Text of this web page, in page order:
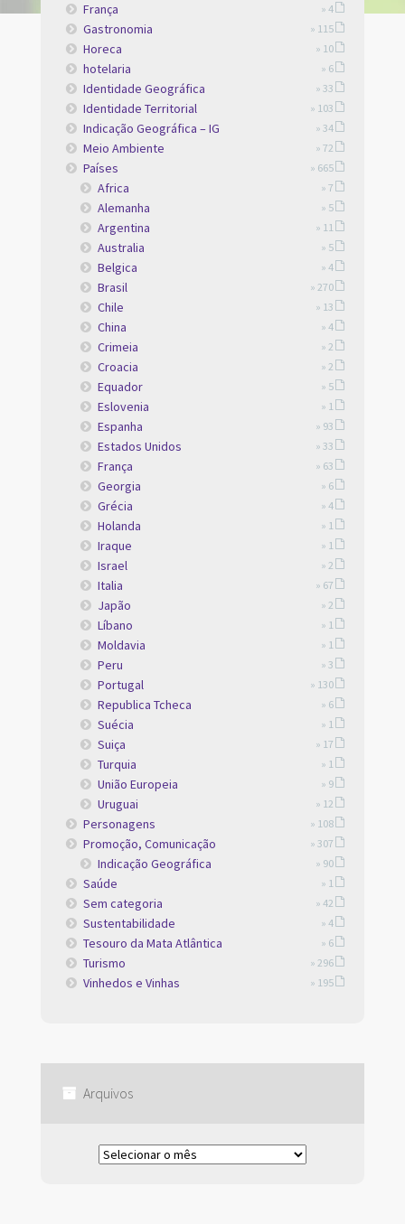
França » 4
Gastronomia » 115
Horeca » 10
hotelaria » 6
Identidade Geográfica » 33
Identidade Territorial » 103
Indicação Geográfica – IG » 34
Meio Ambiente » 72
Países » 665
Africa » 7
Alemanha » 5
Argentina » 11
Australia » 5
Belgica » 4
Brasil » 270
Chile » 13
China » 4
Crimeia » 2
Croacia » 2
Equador » 5
Eslovenia » 1
Espanha » 93
Estados Unidos » 33
França » 63
Georgia » 6
Grécia » 4
Holanda » 1
Iraque » 1
Israel » 2
Italia » 67
Japão » 2
Líbano » 1
Moldavia » 1
Peru » 3
Portugal » 130
Republica Tcheca » 6
Suécia » 1
Suiça » 17
Turquia » 1
União Europeia » 9
Uruguai » 12
Personagens » 108
Promoção, Comunicação » 307
Indicação Geográfica » 90
Saúde » 1
Sem categoria » 42
Sustentabilidade » 4
Tesouro da Mata Atlântica » 6
Turismo » 296
Vinhedos e Vinhas » 195
Arquivos